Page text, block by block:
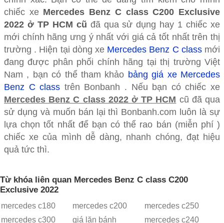
chiếc xe Mercedes Benz C class C200 Exclusive
2022 ở TP HCM cũ đã qua sử dụng hay 1 chiếc xe
mới chính hãng ưng ý nhất với giá cả tốt nhất trên thị
trường . Hiện tại dòng xe Mercedes Benz C classmới
đang được phân phối chính hãng tại thị trường Việt
Nam , bạn có thể tham khảo bảng giá xe Mercedes
Benz C class trên Bonbanh . Nếu bạn có chiếc xe
Mercedes Benz C class 2022 ở TP HCM cũ đã qua
sử dụng và muốn bán lại thì Bonbanh.com luôn là sự
lựa chọn tốt nhất để bạn có thể rao bán (miễn phí )
chiếc xe của mình dễ dàng, nhanh chóng, đạt hiệu
quả tức thì.
Từ khóa liên quan Mercedes Benz C class C200
Exclusive 2022
mercedes c180 mercedes c200
mercedes c250
mercedes c300
giá lăn bánh
mercedes c240